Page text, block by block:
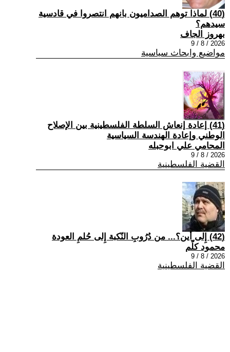
(40) ‏لماذا توهم الصداميون بانهم انتصروا في قادسية
سيدهم؟
بهروز الجاف
2026 / 8 / 9
مواضيع وابحاث سياسية
(41) إعادة إنعاش السلطة الفلسطينية بين الإصلاح
الوطني وإعادة الهندسة السياسية
المحامي علي ابوحبله
2026 / 8 / 9
القضية الفلسطينية
(42) إِلى أين؟... من دُرُوبِ النّكبة إِلى حُلمِ العودة
محمود كلّم
2026 / 8 / 9
القضية الفلسطينية